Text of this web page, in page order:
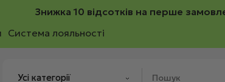
Знижка 10 відсотків на перше
Система лояльності